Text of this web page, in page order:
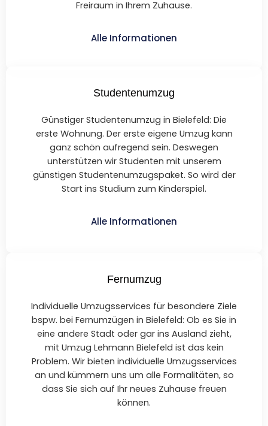
Freiraum in Ihrem Zuhause.
Alle Informationen
Studentenumzug
Günstiger Studentenumzug in Bielefeld: Die
erste Wohnung. Der erste eigene Umzug kann
ganz schön aufregend sein. Deswegen
unterstützen wir Studenten mit unserem
günstigen Studentenumzugspaket. So wird der
Start ins Studium zum Kinderspiel.
Alle Informationen
Fernumzug
Individuelle Umzugsservices für besondere Ziele
bspw. bei Fernumzügen in Bielefeld: Ob es Sie in
eine andere Stadt oder gar ins Ausland zieht,
mit Umzug Lehmann Bielefeld ist das kein
Problem. Wir bieten individuelle Umzugsservices
an und kümmern uns um alle Formalitäten, so
dass Sie sich auf Ihr neues Zuhause freuen
können.